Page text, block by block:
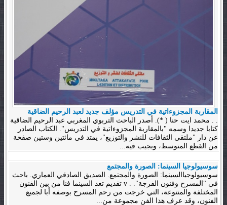
المقاربة المجزوءاتية في التدريس مؤلف جديد لعبد الرحيم الضاقية
. . محمد ايت حنا ( *). أصدر الباحث التربوي المغربي عبد الرحيم الضاقية
كتابا جديدا وسمه "بالمقاربة المجزوءاتية في التدريس". الكتاب الصادر
عن دار "ملتقى الثقافات للنشر والتوزيع"، يمتد في مائتين وستين صفحة
من القطع المتوسط، ويجيب فيه...
سوسيولوجيا السينما: الصورة والمجتمع
سوسيولوجياالسينما: الصورة والمجتمع. الصديق الصادقي العماري. باحث
في "المسرح وفنون الفرجة". . v تقديم تعد السينما فنا من بين الفنون
المختلفة والمتنوعة، التي خرجت من رحم المسرح بوصفه أبا لجميع
الفنون، وقد عرف هذا الفن مجموعة من...